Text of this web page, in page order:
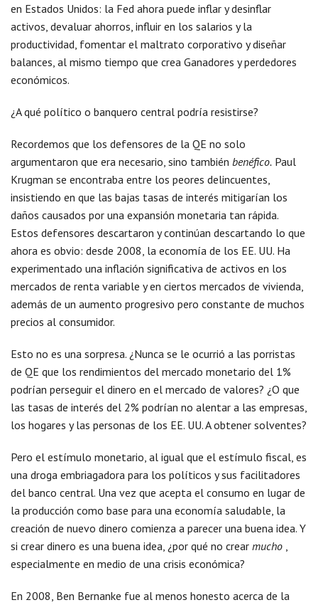
en Estados Unidos: la Fed ahora puede inflar y desinflar
activos, devaluar ahorros, influir en los salarios y la
productividad, fomentar el maltrato corporativo y diseñar
balances, al mismo tiempo que crea Ganadores y perdedores
económicos.
¿A qué político o banquero central podría resistirse?
Recordemos que los defensores de la QE no solo
argumentaron que era necesario, sino también benéfico. Paul
Krugman se encontraba entre los peores delincuentes,
insistiendo en que las bajas tasas de interés mitigarían los
daños causados ​​por una expansión monetaria tan rápida.
Estos defensores descartaron y continúan descartando lo que
ahora es obvio: desde 2008, la economía de los EE. UU. Ha
experimentado una inflación significativa de activos en los
mercados de renta variable y en ciertos mercados de vivienda,
además de un aumento progresivo pero constante de muchos
precios al consumidor.
Esto no es una sorpresa. ¿Nunca se le ocurrió a las porristas
de QE que los rendimientos del mercado monetario del 1%
podrían perseguir el dinero en el mercado de valores? ¿O que
las tasas de interés del 2% podrían no alentar a las empresas,
los hogares y las personas de los EE. UU. A obtener solventes?
Pero el estímulo monetario, al igual que el estímulo fiscal, es
una droga embriagadora para los políticos y sus facilitadores
del banco central. Una vez que acepta el consumo en lugar de
la producción como base para una economía saludable, la
creación de nuevo dinero comienza a parecer una buena idea. Y
si crear dinero es una buena idea, ¿por qué no crear mucho ,
especialmente en medio de una crisis económica?
En 2008, Ben Bernanke fue al menos honesto acerca de la